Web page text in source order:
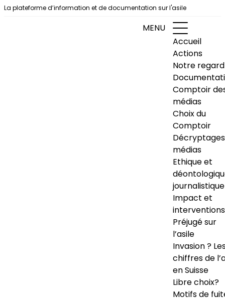
Aller au contenu
La plateforme d’information et de documentation sur l'asile
MENU
Accueil
Actions
Notre regard
Comptoir
médias
Choix du
Comptoir
Décryptages
médias
Ethique et
journalistique
Impact et
interventions
Préjugé sur
l’asile
Invasion ?
chiffres de
en Suisse
Libre choix?
Motifs de